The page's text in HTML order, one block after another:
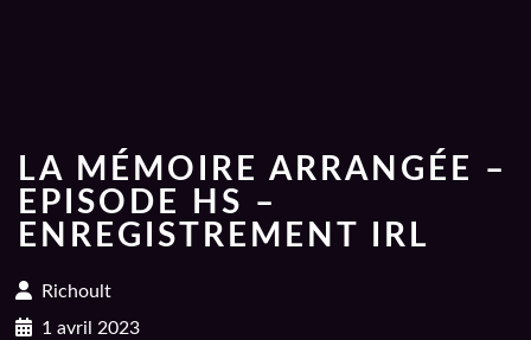
LA MÉMOIRE ARRANGÉE –
EPISODE HS –
ENREGISTREMENT IRL
Richoult
1 avril 2023